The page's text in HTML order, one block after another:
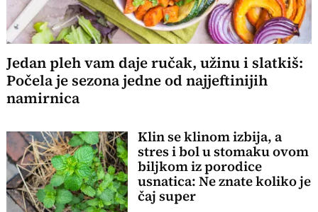
Jedan pleh vam daje ručak, užinu i slatkiš:
Počela je sezona jedne od najjeftinijih
namirnica
Klin se klinom izbija, a
stres i bol u stomaku ovom
biljkom iz porodice
usnatica: Ne znate koliko je
čaj super